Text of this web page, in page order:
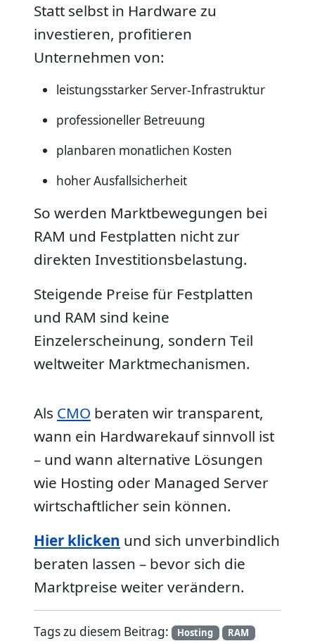
Statt selbst in Hardware zu
investieren, profitieren
Unternehmen von:
leistungsstarker Server-Infrastruktur
professioneller Betreuung
planbaren monatlichen Kosten
hoher Ausfallsicherheit
So werden Marktbewegungen bei
RAM und Festplatten nicht zur
direkten Investitionsbelastung.
Steigende Preise für Festplatten
und RAM sind keine
Einzelerscheinung, sondern Teil
weltweiter Marktmechanismen.
Als CMO beraten wir transparent,
wann ein Hardwarekauf sinnvoll ist
– und wann alternative Lösungen
wie Hosting oder Managed Server
wirtschaftlicher sein können.
Hier klicken und sich unverbindlich
beraten lassen – bevor sich die
Marktpreise weiter verändern.
Tags zu diesem Beitrag: Hosting
RAM